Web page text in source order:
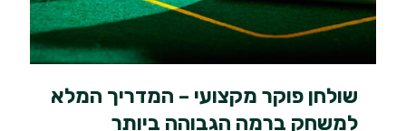
שולחן פוקר מקצועי – המדריך המלא
למשחק ברמה הגבוהה ביותר